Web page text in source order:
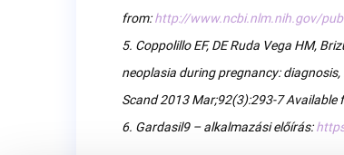
from:http://www.ncbi.nlm.nih.gov/
5. Coppolillo EF, DE Ruda Vega HM,
neoplasia during pregnancy:
Scand 2013 Mar;92(3):293-7 Available
6. Gardasil9 – alkalmazási előírás: